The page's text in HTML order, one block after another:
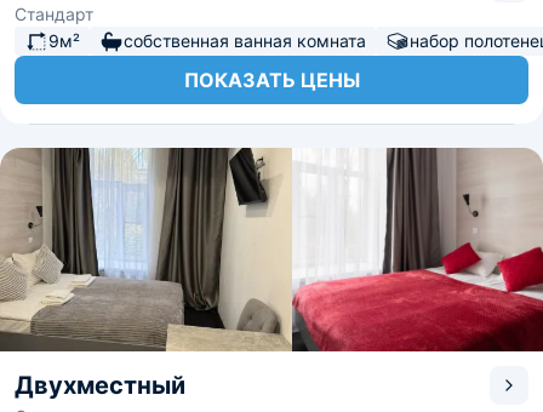
Стандарт
9м²
собственная ванная комната набор
ПОКАЗАТЬ ЦЕНЫ
Двухместный